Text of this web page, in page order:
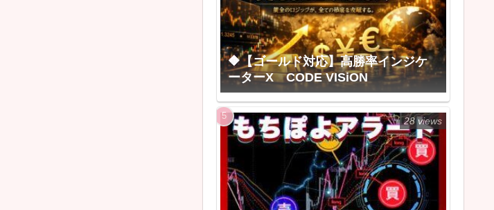
🔶【ゴールド対応】高勝率インジケ
ーターX CODE VISiON
28 views